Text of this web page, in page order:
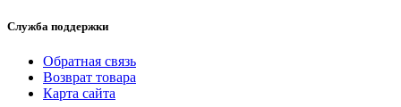
Служба поддержки
Обратная связь
Возврат товара
Карта сайта